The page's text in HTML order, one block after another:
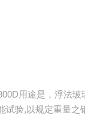
用途是，浮法
验,以规定重量之